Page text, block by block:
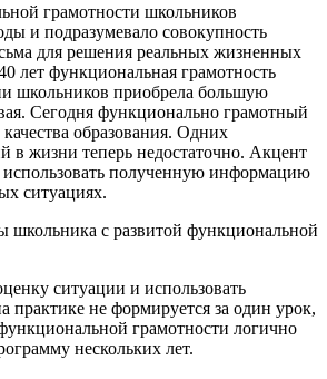
грамотности школьников
и подразумевало совокупность
для решения реальных жизненных
лет функциональная грамотность
школьников приобрела большую
Сегодня функционально грамотный
образования. Одних
в жизни теперь недостаточно. Акцент
использовать полученную информацию
ситуациях.
школьника с развитой функциональной
ситуации и использовать
практике не формируется за один урок,
грамотности логично
нескольких лет.